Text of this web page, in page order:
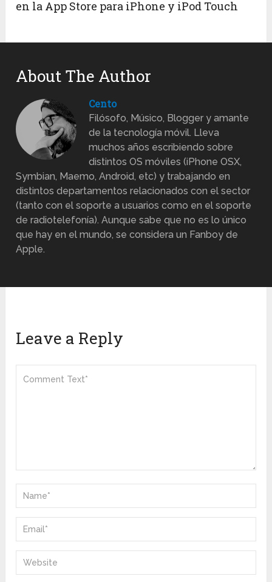
en la App Store para iPhone y iPod Touch
About The Author
Cento
Filósofo, Músico, Blogger y amante
de la tecnología móvil. Lleva
muchos años escribiendo sobre
distintos OS móviles (iPhone OSX,
Symbian, Maemo, Android, etc) y trabajando en
distintos departamentos relacionados con el sector
(tanto con el soporte a usuarios como en el soporte
de radiotelefonía). Aunque sabe que no es lo único
que hay en el mundo, se considera un Fanboy de
Apple.
Leave a Reply